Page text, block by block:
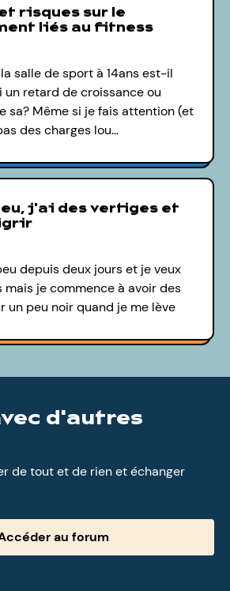
risques sur le
liés au fitness
salle de sport à 14ans est-il
un retard de croissance ou
sa? Même si je fais attention (et
des charges lou…
j'ai des vertiges et
depuis deux jours et je veux
je commence à avoir des
un peu noir quand je me lève
d'autres
de tout et de rien et échanger
au forum